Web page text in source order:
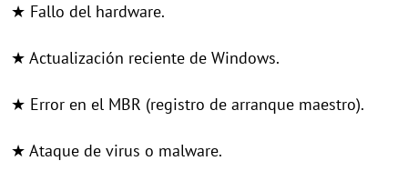
★ Fallo del hardware.
★ Actualización reciente de Windows.
★ Error en el MBR (registro de arranque maestro).
★ Ataque de virus o malware.